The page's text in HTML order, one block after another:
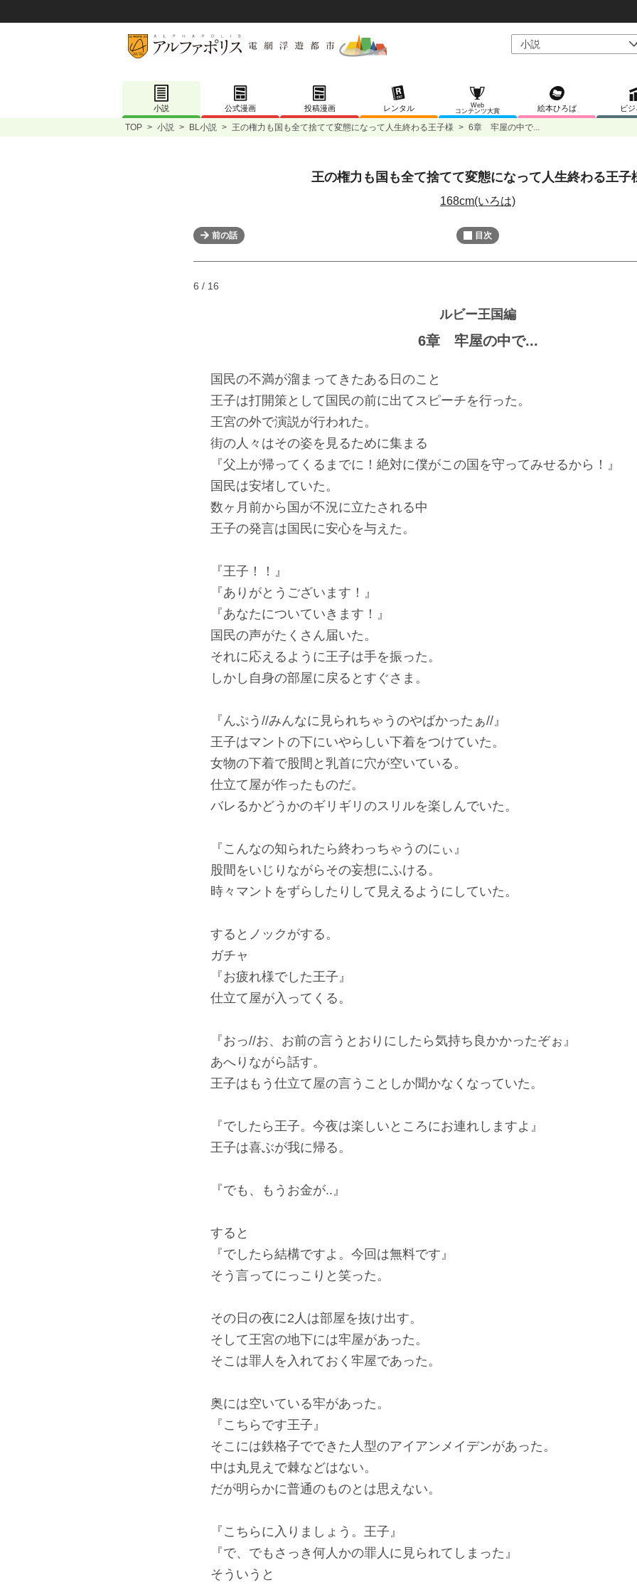
小説 公式漫画 投稿漫画 レンタル
Web
コンテンツ大賞
絵本ひろば ビジ
TOP > 小説 > BL小説 > 王の権力も国も全て捨てて変態になって人生終わる王子様 > 6章 牢屋の中で...
王の権力も国も全て捨てて変態になって人生終わる王子
168cm(いろは)
前の話 目次
6 / 16
ルビー王国編
6章 牢屋の中で...
国民の不満が溜まってきたある日のこと
王子は打開策として国民の前に出てスピーチを行った。
王宮の外で演説が行われた。
街の人々はその姿を見るために集まる
『父上が帰ってくるまでに！絶対に僕がこの国を守ってみせるから！』
国民は安堵していた。
数ヶ月前から国が不況に立たされる中
王子の発言は国民に安心を与えた。
『王子！！』
『ありがとうございます！』
『あなたについていきます！』
国民の声がたくさん届いた。
それに応えるように王子は手を振った。
しかし自身の部屋に戻るとすぐさま。
『んぷう//みんなに見られちゃうのやばかったぁ//』
王子はマントの下にいやらしい下着をつけていた。
女物の下着で股間と乳首に穴が空いている。
仕立て屋が作ったものだ。
バレるかどうかのギリギリのスリルを楽しんでいた。
『こんなの知られたら終わっちゃうのにぃ』
股間をいじりながらその妄想にふける。
時々マントをずらしたりして見えるようにしていた。
するとノックがする。
ガチャ
『お疲れ様でした王子』
仕立て屋が入ってくる。
『おっ//お、お前の言うとおりにしたら気持ち良かかったぞぉ』
あへりながら話す。
王子はもう仕立て屋の言うことしか聞かなくなっていた。
『でしたら王子。今夜は楽しいところにお連れしますよ』
王子は喜ぶが我に帰る。
『でも、もうお金が..』
すると
『でしたら結構ですよ。今回は無料です』
そう言ってにっこりと笑った。
その日の夜に2人は部屋を抜け出す。
そして王宮の地下には牢屋があった。
そこは罪人を入れておく牢屋であった。
奥には空いている牢があった。
『こちらです王子』
そこには鉄格子でできた人型のアイアンメイデンがあった。
中は丸見えで棘などはない。
だが明らかに普通のものとは思えない。
『こちらに入りましょう。王子』
『で、でもさっき何人かの罪人に見られてしまった』
そういうと